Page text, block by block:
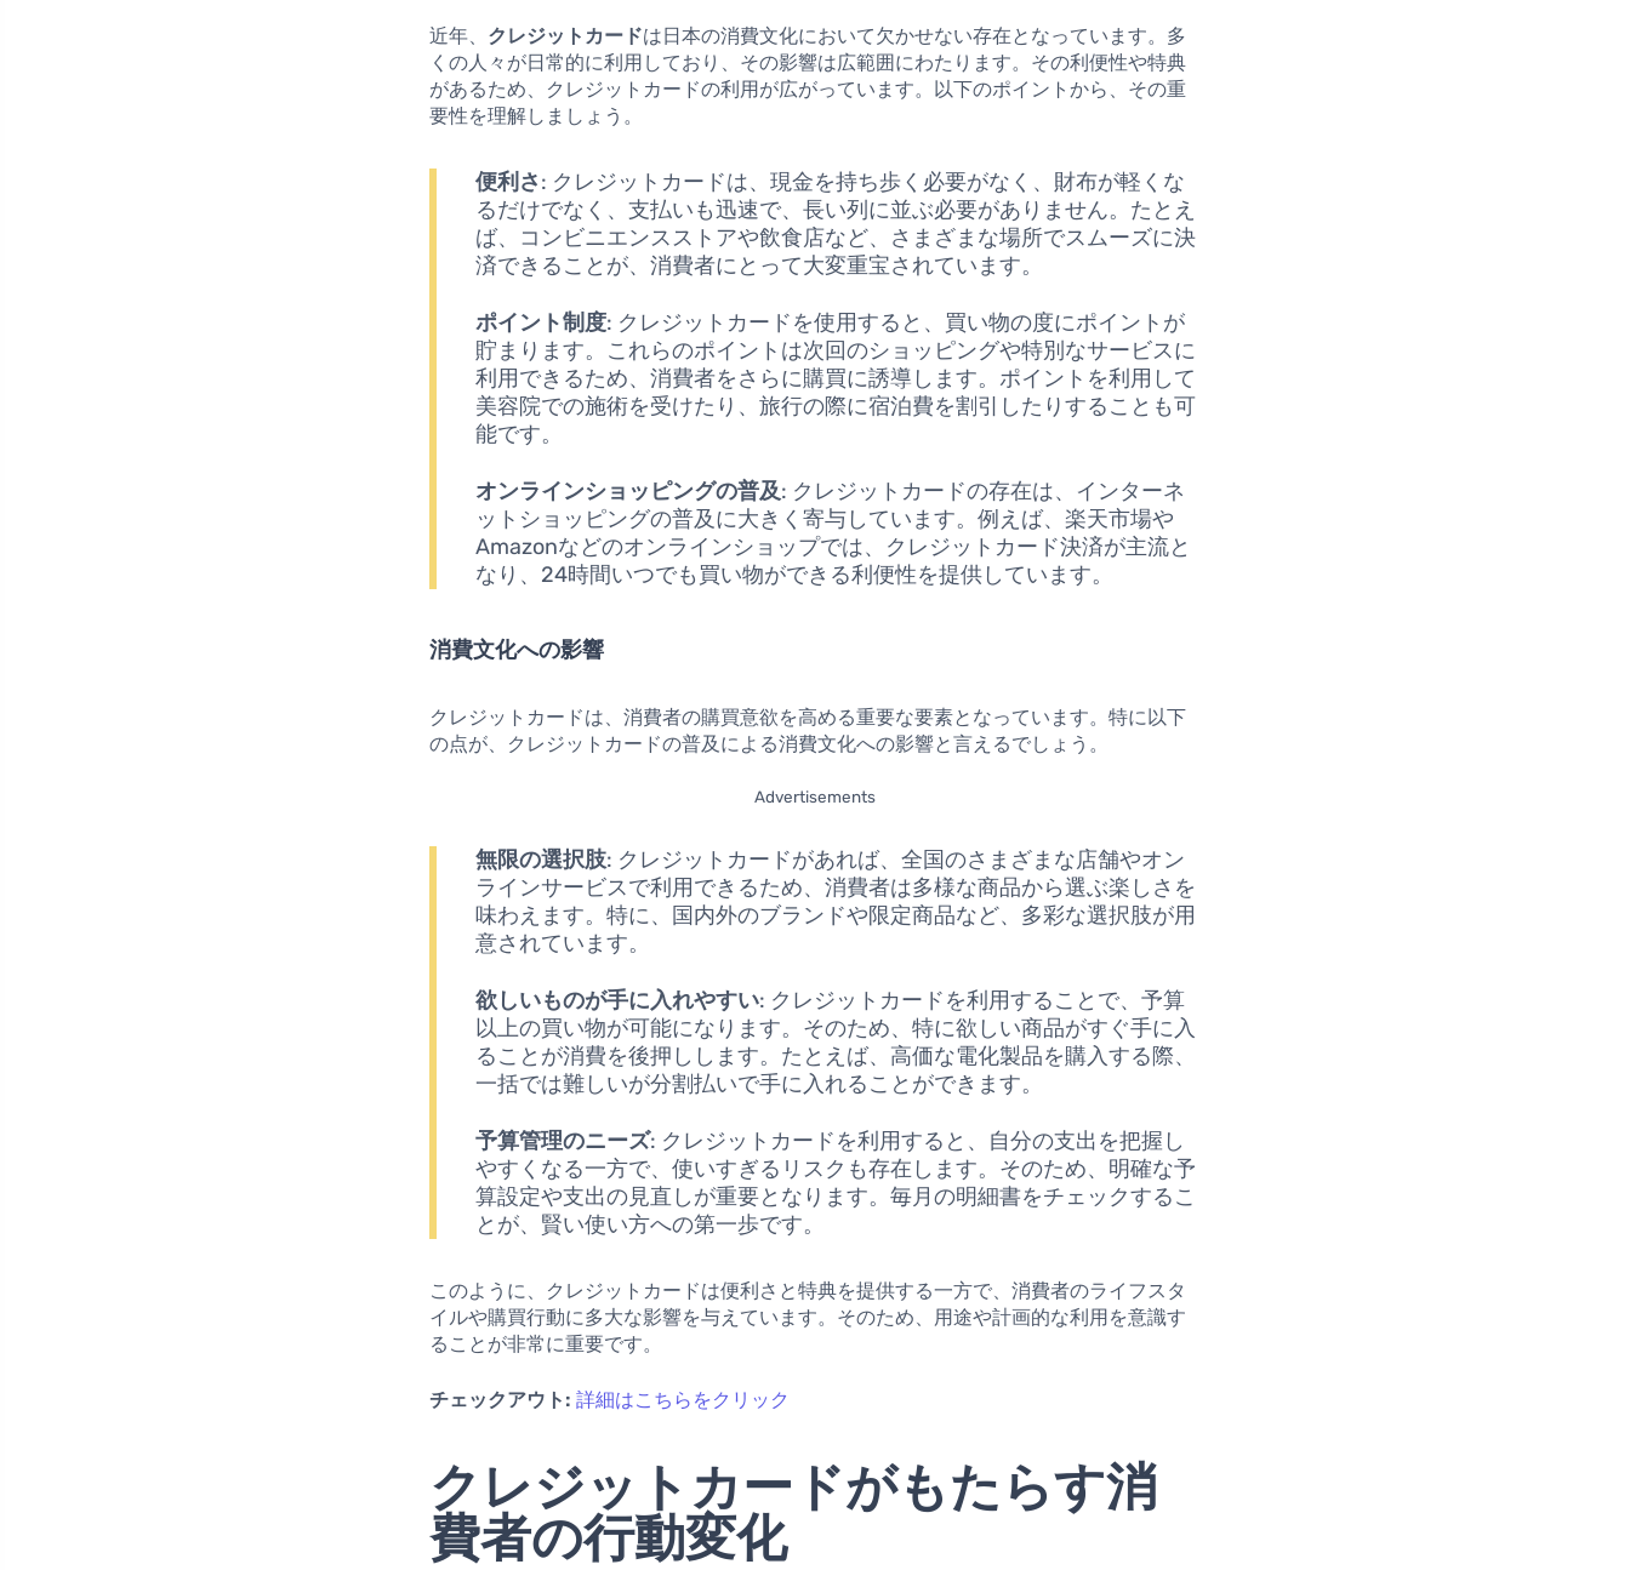
近年、 クレジットカードは日本の消費文化において欠かせない存在となっています。多
くの人々が日常的に利用しており、その影響は広範囲にわたります。その利便性や特典
があるため、クレジットカードの利用が広がっています。以下のポイントから、その重
要性を理解しましょう。
便利さ: クレジットカードは、現金を持ち歩く必要がなく、財布が軽くな
るだけでなく、支払いも迅速で、長い列に並ぶ必要がありません。たとえ
ば、コンビニエンスストアや飲食店など、さまざまな場所でスムーズに決
済できることが、消費者にとって大変重宝されています。
ポイント制度: クレジットカードを使用すると、買い物の度にポイントが
貯まります。これらのポイントは次回のショッピングや特別なサービスに
利用できるため、消費者をさらに購買に誘導します。ポイントを利用して
美容院での施術を受けたり、旅行の際に宿泊費を割引したりすることも可
能です。
オンラインショッピングの普及: クレジットカードの存在は、インターネ
ットショッピングの普及に大きく寄与しています。例えば、楽天市場や
Amazonなどのオンラインショップでは、クレジットカード決済が主流と
なり、24時間いつでも買い物ができる利便性を提供しています。
消費文化への影響
クレジットカードは、消費者の購買意欲を高める重要な要素となっています。特に以下
の点が、クレジットカードの普及による消費文化への影響と言えるでしょう。
Advertisements
無限の選択肢: クレジットカードがあれば、全国のさまざまな店舗やオン
ラインサービスで利用できるため、消費者は多様な商品から選ぶ楽しさを
味わえます。特に、国内外のブランドや限定商品など、多彩な選択肢が用
意されています。
欲しいものが手に入れやすい: クレジットカードを利用することで、予算
以上の買い物が可能になります。そのため、特に欲しい商品がすぐ手に入
ることが消費を後押しします。たとえば、高価な電化製品を購入する際、
一括では難しいが分割払いで手に入れることができます。
予算管理のニーズ: クレジットカードを利用すると、自分の支出を把握し
やすくなる一方で、使いすぎるリスクも存在します。そのため、明確な予
算設定や支出の見直しが重要となります。毎月の明細書をチェックするこ
とが、賢い使い方への第一歩です。
このように、クレジットカードは便利さと特典を提供する一方で、消費者のライフスタ
イルや購買行動に多大な影響を与えています。そのため、用途や計画的な利用を意識す
ることが非常に重要です。
チェックアウト: 詳細はこちらをクリック
クレジットカードがもたらす消
費者の行動変化